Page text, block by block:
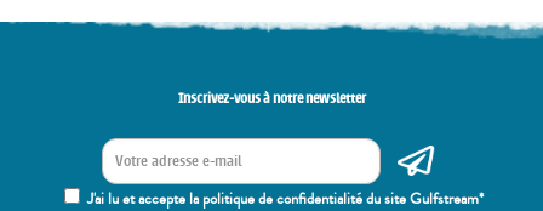
Inscrivez-vous à notre newsletter
J'ai lu et accepte la politique de confidentialité du site Gulfstream*